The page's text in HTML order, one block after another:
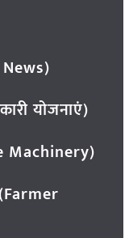
योजनाएं)
Machinery)